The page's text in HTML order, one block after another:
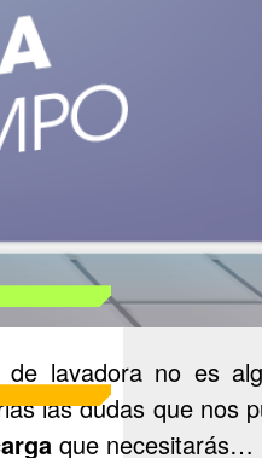
lavadora no es
las dudas que nos
que necesitarás…